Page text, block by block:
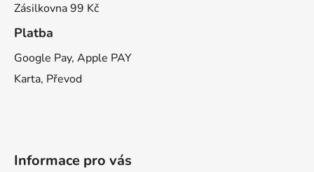
Zásilkovna 99 Kč
Platba
Google Pay, Apple PAY
Karta, Převod
Informace pro vás